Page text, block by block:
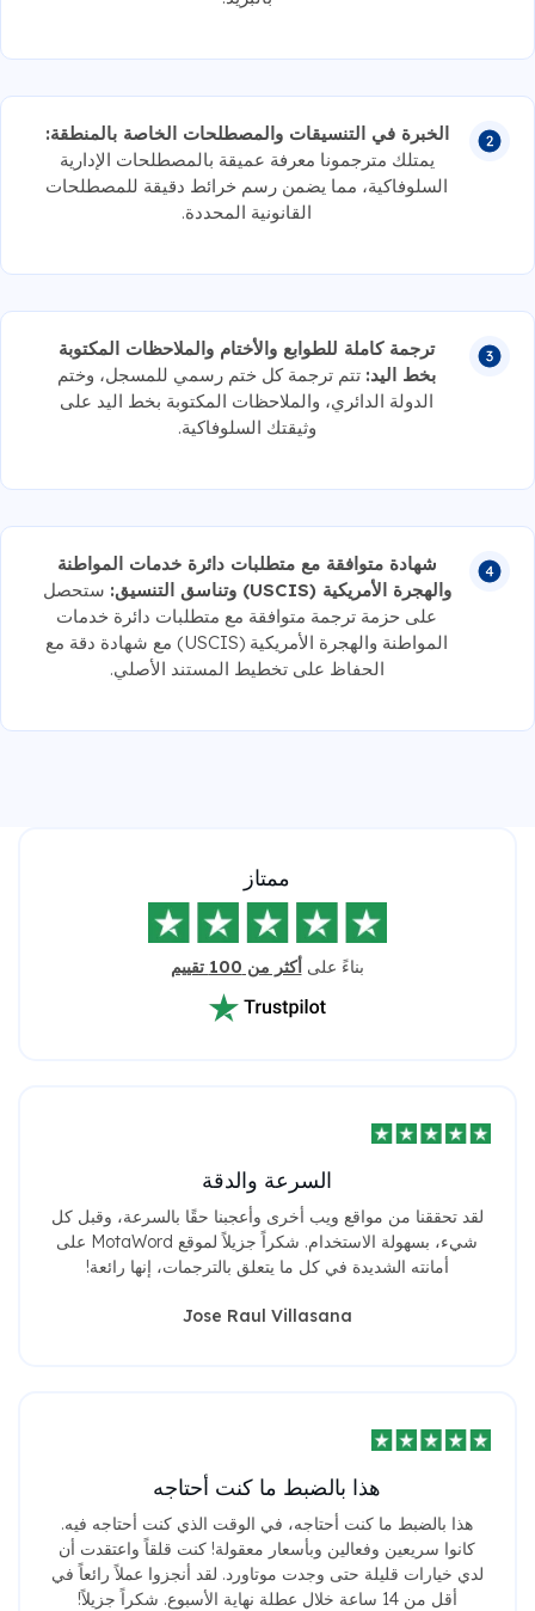
الخبرة في التنسيقات والمصطلحات الخاصة بالمنطقة:
يمتلك مترجمونا معرفة عميقة بالمصطلحات الإدارية
السلوفاكية، مما يضمن رسم خرائط دقيقة للمصطلحات
القانونية المحددة.
ترجمة كاملة للطوابع والأختام والملاحظات المكتوبة
بخط اليد:تتم ترجمة كل ختم رسمي للمسجل، وختم
الدولة الدائري، والملاحظات المكتوبة بخط اليد على
وثيقتك السلوفاكية.
شهادة متوافقة مع متطلبات دائرة خدمات المواطنة
والهجرة الأمريكية (USCIS) وتناسق التنسيق:
ستحصل
على حزمة ترجمة متوافقة مع متطلبات دائرة خدمات
المواطنة والهجرة الأمريكية (USCIS) مع شهادة دقة مع
الحفاظ على تخطيط المستند الأصلي.
ممتاز
بناءً على أكثر من 100 تقييم
السرعة والدقة
لقد تحققنا من مواقع ويب أخرى وأعجبنا حقًا بالسرعة، وقبل كل
شيء، بسهولة الاستخدام. شكراً جزيلاً لموقع MotaWord على
أمانته الشديدة في كل ما يتعلق بالترجمات، إنها رائعة!
Jose Raul Villasana
هذا بالضبط ما كنت أحتاجه
هذا بالضبط ما كنت أحتاجه، في الوقت الذي كنت أحتاجه فيه.
كانوا سريعين وفعالين وبأسعار معقولة! كنت قلقاً واعتقدت أن
لدي خيارات قليلة حتى وجدت موتاورد. لقد أنجزوا عملاً رائعاً في
أقل من 14 ساعة خلال عطلة نهاية الأسبوع. شكراً جزيلاً!